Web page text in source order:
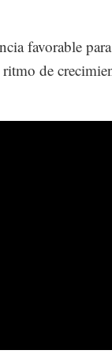
favorable
de